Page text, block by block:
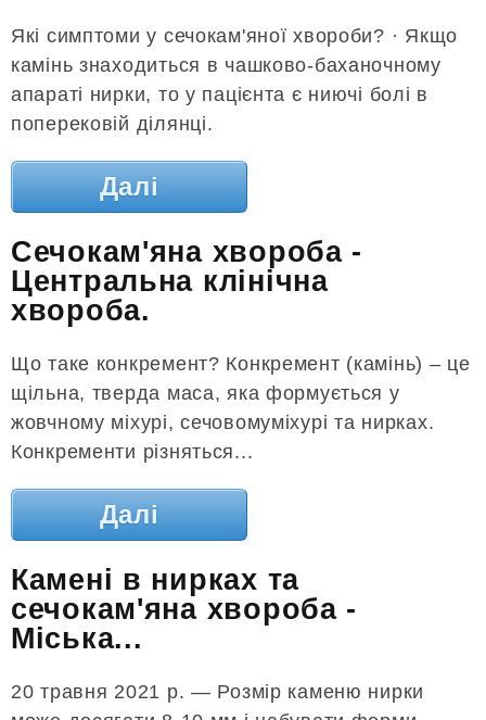
Які симптоми у сечокам'яної хвороби? · Якщо
камінь знаходиться в чашково-баханочному
апараті нирки, то у пацієнта є ниючі болі в
поперековій ділянці.
Далі
Сечокам'яна хвороба -
Центральна клінічна
хвороба.
Що таке конкремент? Конкремент (камінь) – це
щільна, тверда маса, яка формується у
жовчному міхурі, сечовомуміхурі та нирках.
Конкременти різняться...
Далі
Камені в нирках та
сечокам'яна хвороба -
Міська...
20 травня 2021 р. — Розмір каменю нирки